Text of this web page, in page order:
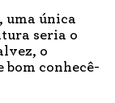
uma única
seria o
o
bom conhecê-